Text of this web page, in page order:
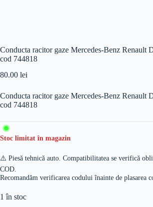
Conducta racitor gaze Mercedes-Benz Renault
cod 744818
80.00 lei
Conducta racitor gaze Mercedes-Benz Renault
cod 744818
Stoc limitat în magazin
⚠️ Piesă tehnică auto. Compatibilitatea se verifică
COD.
Recomandăm verificarea codului înainte de plasarea
1 în stoc